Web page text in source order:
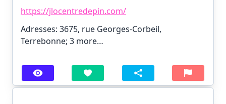
https://jlocentredepin.com/
Adresses: 3675, rue Georges-Corbeil,
Terrebonne; 3 more…